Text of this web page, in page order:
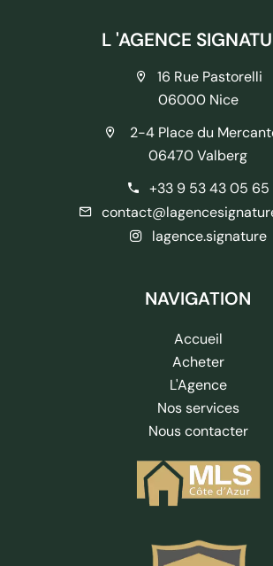
L 'AGENCE
16 Rue Pastorelli
06000 Nice
2-4 Place du
06470 Valberg
+33 9 53 43 05 65
lagence.signature
NAVIGATION
Accueil
Acheter
L'Agence
Nos services
Nous contacter